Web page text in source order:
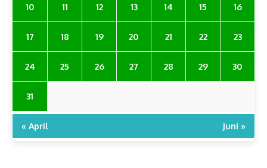
10 11 12 13 14 15 16
17 18 19 20 21 22 23
24 25 26 27 28 29 30
31
« April Juni »